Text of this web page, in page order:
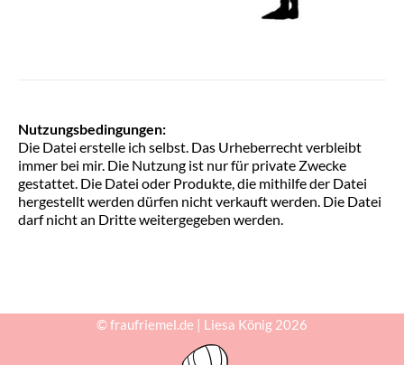
Nutzungsbedingungen:
Die Datei erstelle ich selbst. Das Urheberrecht verbleibt
immer bei mir. Die Nutzung ist nur für private Zwecke
gestattet. Die Datei oder Produkte, die mithilfe der Datei
hergestellt werden dürfen nicht verkauft werden. Die Datei
darf nicht an Dritte weitergegeben werden.
© fraufriemel.de | Liesa König 2026